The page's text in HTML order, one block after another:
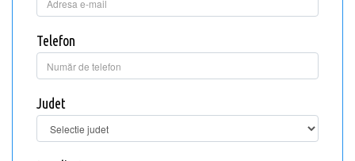
Telefon
Judet